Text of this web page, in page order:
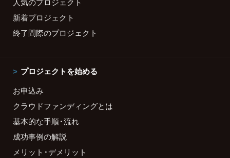
新着プロジェクト
終了間際のプロジェクト
プロジェクトを始める
お申込み
クラウドファンディングとは
基本的な手順・流れ
成功事例の解説
メリット・デメリット